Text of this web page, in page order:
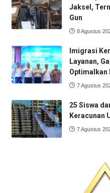
Jaksel,
Gun
8 Agustus
Imigrasi
Layanan,
Optimalkan
7 Agustus
25 Siswa
Keracunan
7 Agustus